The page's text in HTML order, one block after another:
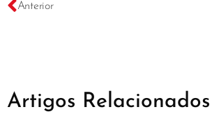
Anterior
Artigos Relacionados